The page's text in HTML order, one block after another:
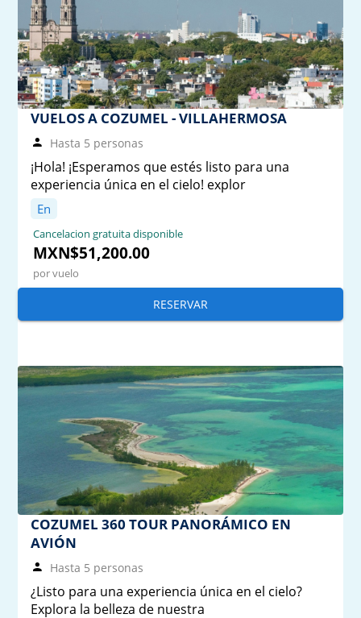
VUELOS A COZUMEL - VILLAHERMOSA
Hasta 5 personas
¡Hola! ¡Esperamos que estés listo para una
experiencia única en el cielo! explor
En
Cancelacion gratuita disponible
MXN$51,200.00
por vuelo
RESERVAR
COZUMEL 360 TOUR PANORÁMICO EN
AVIÓN
Hasta 5 personas
¿Listo para una experiencia única en el cielo?
Explora la belleza de nuestra